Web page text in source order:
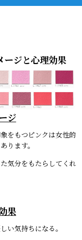
ージと心理効果
ジ
をもつピンクは女性的
ります。
気分をもたらしてくれ
果
い気持ちになる。